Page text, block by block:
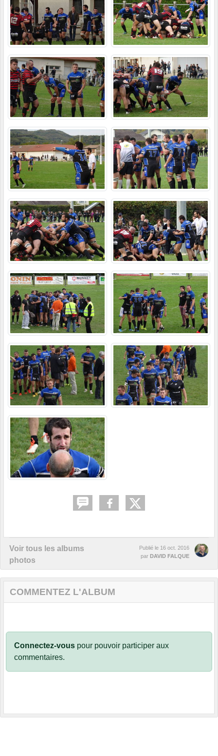
Voir tous les albums
photos
Publié le 16 oct. 2016
par DAVID FALQUE
COMMENTEZ L'ALBUM
Connectez-vous pour pouvoir participer aux
commentaires.